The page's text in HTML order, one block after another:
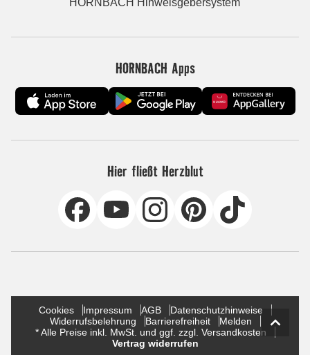
HORNBACH Hinweisgebersystem
HORNBACH Apps
Hier fließt Herzblut
Cookies Impressum AGB
Datenschutzhinweise
Widerrufsbelehrung
Barrierefreiheit
Melden
* Alle Preise inkl. MwSt. und ggf. zzgl. Versandkosten
Vertrag widerrufen